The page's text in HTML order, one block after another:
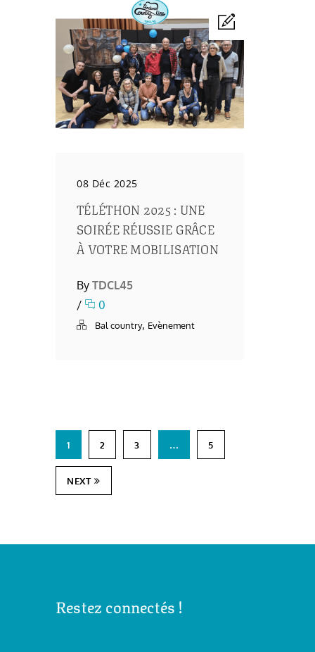
08 Déc 2025
TÉLÉTHON 2025 : UNE
SOIRÉE RÉUSSIE GRÂCE
À VOTRE MOBILISATION
By TDCL45
/
0
Bal country, Evènement
1 2 3 … 5
NEXT
Restez connectés !